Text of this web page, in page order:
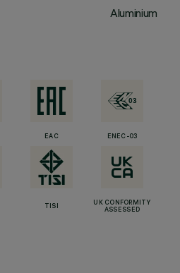
Aluminium
EAC ENEC-03
TISI
UK CONFORMITY
ASSESSED